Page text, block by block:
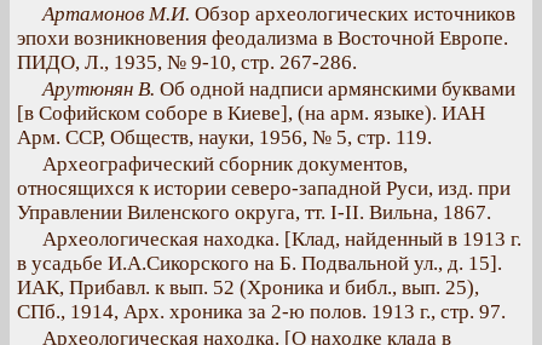
Артамонов М.И. Обзор археологических источников
эпохи возникновения феодализма в Восточной Европе.
ПИДО, Л., 1935, № 9-10, стр. 267-286.
Арутюнян В. Об одной надписи армянскими буквами
[в Софийском соборе в Киеве], (на арм. языке). ИАН
Арм. ССР, Обществ, науки, 1956, № 5, стр. 119.
Археографический сборник документов,
относящихся к истории северо-западной Руси, изд. при
Управлении Виленского округа, тт. І-II. Вильна, 1867.
Археологическая находка. [Клад, найденный в 1913 г.
в усадьбе И.А.Сикорского на Б. Подвальной ул., д. 15].
ИАК, Прибавл. к вып. 52 (Хроника и библ., вып. 25),
СПб., 1914, Арх. хроника за 2-ю полов. 1913 г., стр. 97.
Археологическая находка. [О находке клада в